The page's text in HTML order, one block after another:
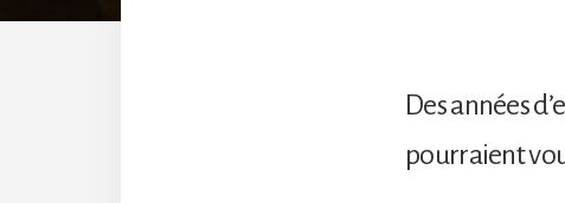
Des années
pourraient